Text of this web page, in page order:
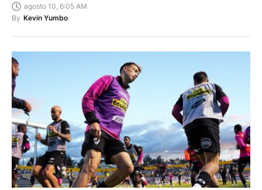
agosto 10, 6:05 AM
By Kevin Yumbo